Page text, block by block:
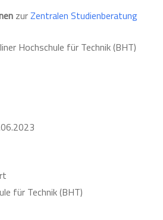
zurZentralen Studienberatung
Hochschule für Technik (BHT)
für Technik (BHT)